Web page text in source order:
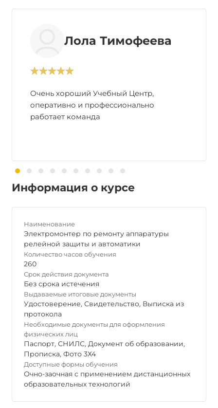
Лола Тимофеева
Очень хороший Учебный Центр,
оперативно и профессионально
работает команда
Информация о курсе
Наименование
Электромонтер по ремонту аппаратуры
релейной защиты и автоматики
Количество часов обучения
260
Срок действия документа
Без срока истечения
Выдаваемые итоговые документы
Удостоверение, Свидетельство, Выписка из
протокола
Необходимые документы для оформления
физических лиц
Паспорт, СНИЛС, Документ об образовании,
Прописка, Фото 3Х4
Доступные формы обучения
Очно-заочная с применением дистанционных
образовательных технологий